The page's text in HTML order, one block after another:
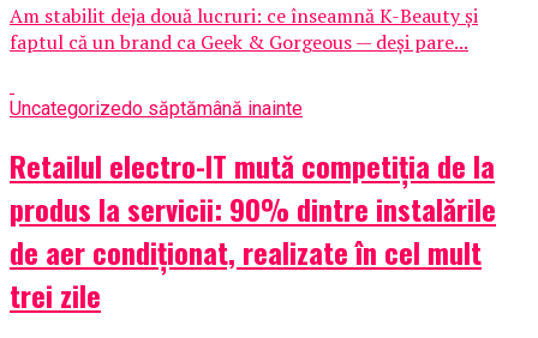
Am stabilit deja două lucruri: ce înseamnă K-Beauty și
faptul că un brand ca Geek & Gorgeous — deși pare...
Uncategorizedo săptămână inainte
Retailul electro-IT mută competiția de la
produs la servicii: 90% dintre instalările
de aer condiționat, realizate în cel mult
trei zile